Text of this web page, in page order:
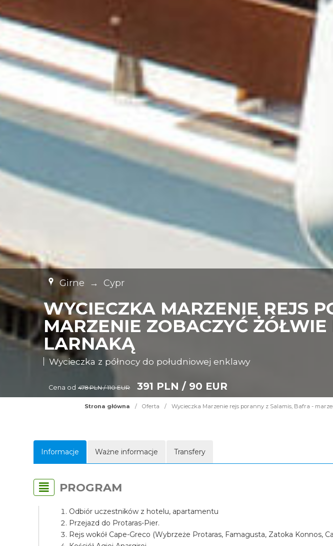
Girne → Cypr
WYCIECZKA MARZENIE REJS
MARZENIE ZOBACZYĆ
LARNAKĄ
Wycieczka z północy do południowej enklawy
Cena od 478 PLN / 110 EUR 391 PLN / 90 EUR
Strona główna / Oferta / Wycieczka Marzenie rejs poranny z Salamis, Bafra -
Informacje Ważne informacje Transfery
PROGRAM
Odbiór uczestników z hotelu, apartamentu
Przejazd do Protaras-Pier.
Rejs wokół Cape-Greco (Wybrzeże Protaras, Famagusta, Zatoka Konnos,